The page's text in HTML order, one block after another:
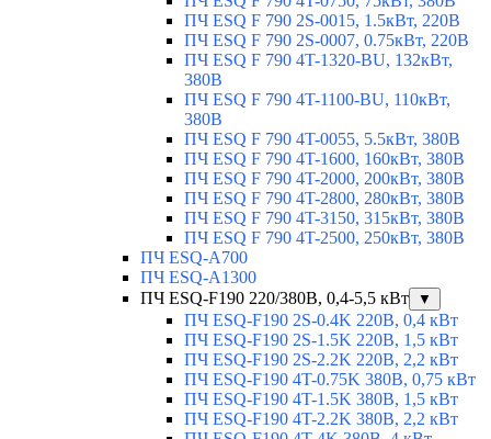
ПЧ ESQ F 790 2S-0015, 1.5кВт, 220В
ПЧ ESQ F 790 2S-0007, 0.75кВт, 220В
ПЧ ESQ F 790 4T-1320-BU, 132кВт,
380В
ПЧ ESQ F 790 4T-1100-BU, 110кВт,
380В
ПЧ ESQ F 790 4T-0055, 5.5кВт, 380В
ПЧ ESQ F 790 4T-1600, 160кВт, 380В
ПЧ ESQ F 790 4T-2000, 200кВт, 380В
ПЧ ESQ F 790 4T-2800, 280кВт, 380В
ПЧ ESQ F 790 4T-3150, 315кВт, 380В
ПЧ ESQ F 790 4T-2500, 250кВт, 380В
ПЧ ESQ-A700
ПЧ ESQ-A1300
ПЧ ESQ-F190 220/380В, 0,4-5,5 кВт
▼
ПЧ ESQ-F190 2S-0.4K 220В, 0,4 кВт
ПЧ ESQ-F190 2S-1.5K 220В, 1,5 кВт
ПЧ ESQ-F190 2S-2.2K 220В, 2,2 кВт
ПЧ ESQ-F190 4T-0.75K 380В, 0,75 кВт
ПЧ ESQ-F190 4T-1.5K 380В, 1,5 кВт
ПЧ ESQ-F190 4T-2.2K 380В, 2,2 кВт